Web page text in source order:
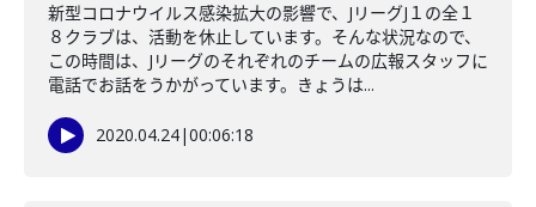
新型コロナウイルス感染拡大の影響で、JリーグJ１の全１
８クラブは、活動を休止しています。そんな状況なので、
この時間は、Jリーグのそれぞれのチームの広報スタッフに
電話でお話をうかがっています。きょうは...
2020.04.24|00:06:18